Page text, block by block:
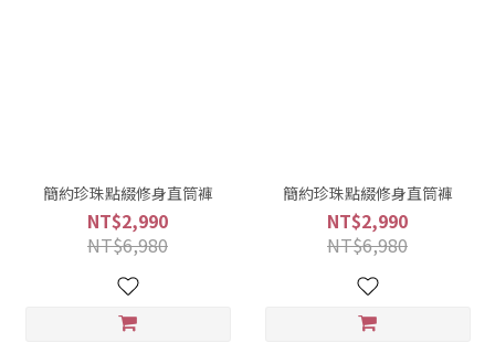
簡約珍珠點綴修身直筒褲
NT$2,990
NT$6,980
簡約珍珠點綴修身直筒褲
NT$2,990
NT$6,980